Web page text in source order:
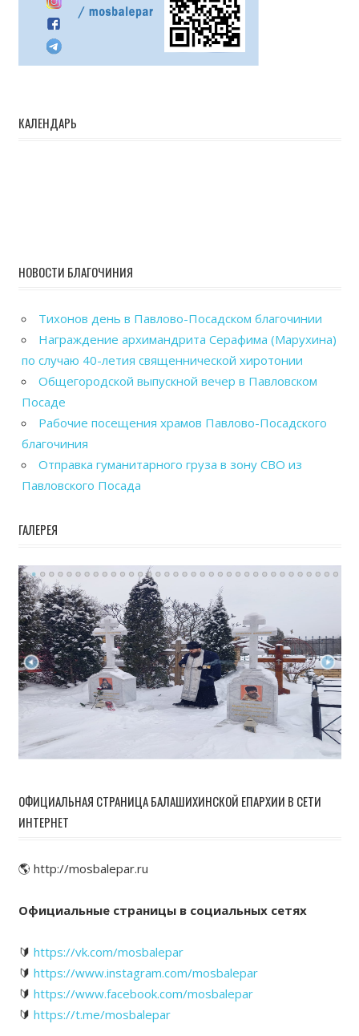
КАЛЕНДАРЬ
НОВОСТИ БЛАГОЧИНИЯ
Тихонов день в Павлово-Посадском благочинии
Награждение архимандрита Серафима (Марухина)
по случаю 40-летия священнической хиротонии
Общегородской выпускной вечер в Павловском
Посаде
Рабочие посещения храмов Павлово-Посадского
благочиния
Отправка гуманитарного груза в зону СВО из
Павловского Посада
ГАЛЕРЕЯ
ОФИЦИАЛЬНАЯ СТРАНИЦА БАЛАШИХИНСКОЙ ЕПАРХИИ В СЕТИ
ИНТЕРНЕТ
🌎 http://mosbalepar.ru
Официальные страницы в социальных сетях
🔰 https://vk.com/mosbalepar
🔰 https://www.instagram.com/mosbalepar
🔰 https://www.facebook.com/mosbalepar
🔰 https://t.me/mosbalepar